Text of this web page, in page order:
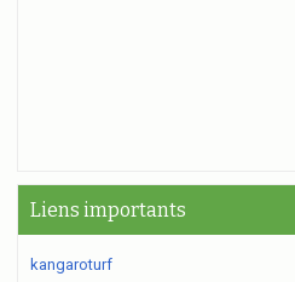
Liens importants
kangaroturf